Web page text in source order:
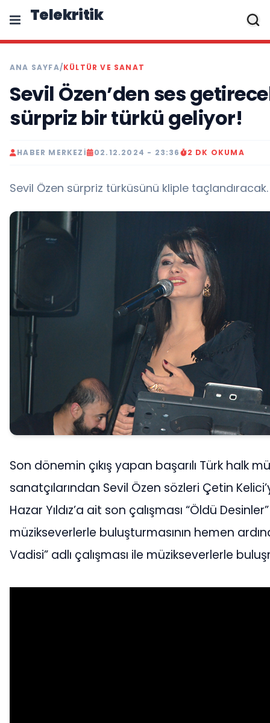
Telekritik
ANA SAYFA/KÜLTÜR VE SANAT
Sevil Özen’den ses
sürpriz bir türkü geliyor!
HABER MERKEZI 02.12.2024 - 23:36 2 DK OKUMA
Sevil Özen sürpriz türküsünü kliple taçlandıracak.
Son dönemin çıkış yapan başarılı Türk halk
sanatçılarından Sevil Özen sözleri Çetin
Hazar Yıldız’a ait son çalışması “Öldü
müzikseverlerle buluşturmasının hemen
Vadisi” adlı çalışması ile müzikseverlerle